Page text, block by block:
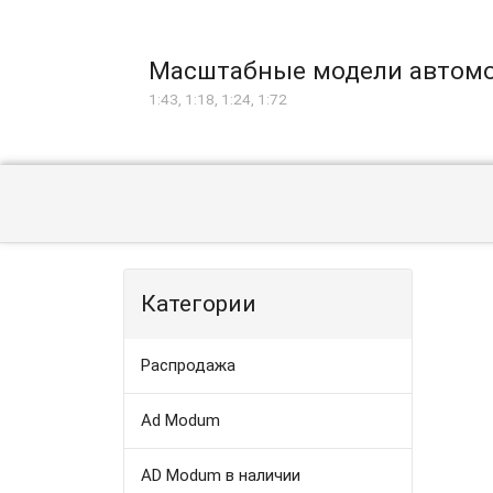
Масштабные модели
1:43, 1:18, 1:24, 1:72
Категории
Распродажа
Ad Modum
AD Modum в наличии